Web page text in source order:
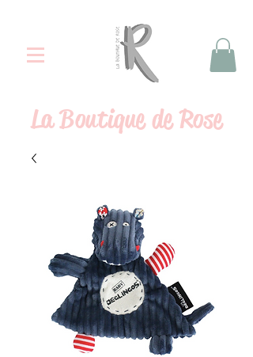
LaBoutique de Rose